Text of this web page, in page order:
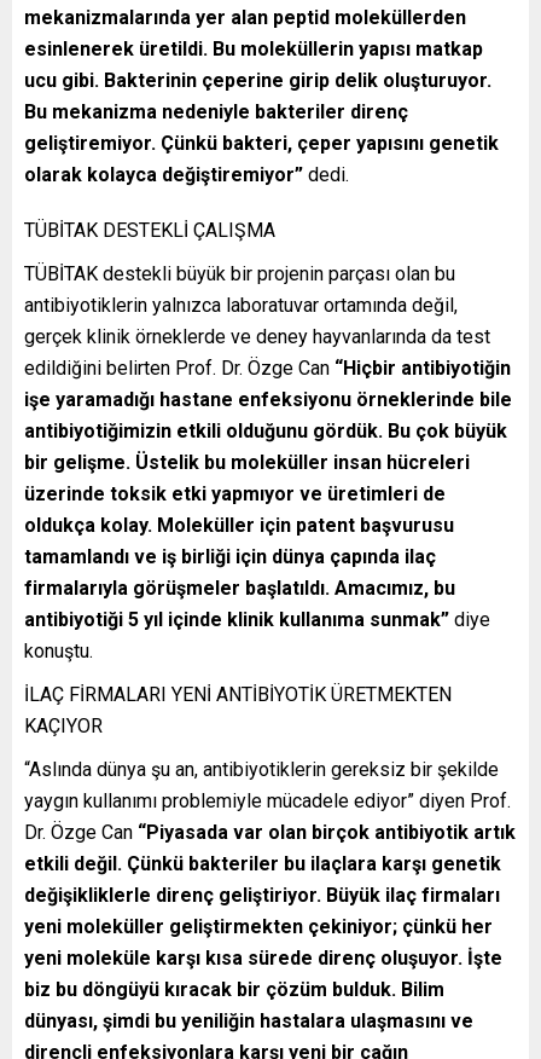
mekanizmalarında yer alan peptid moleküllerden
esinlenerek üretildi. Bu moleküllerin yapısı matkap
ucu gibi. Bakterinin çeperine girip delik oluşturuyor.
Bu mekanizma nedeniyle bakteriler direnç
geliştiremiyor. Çünkü bakteri, çeper yapısını genetik
olarak kolayca değiştiremiyor” dedi.
TÜBİTAK DESTEKLİ ÇALIŞMA
TÜBİTAK destekli büyük bir projenin parçası olan bu
antibiyotiklerin yalnızca laboratuvar ortamında değil,
gerçek klinik örneklerde ve deney hayvanlarında da test
edildiğini belirten Prof. Dr. Özge Can “Hiçbir antibiyotiğin
işe yaramadığı hastane enfeksiyonu örneklerinde bile
antibiyotiğimizin etkili olduğunu gördük. Bu çok büyük
bir gelişme. Üstelik bu moleküller insan hücreleri
üzerinde toksik etki yapmıyor ve üretimleri de
oldukça kolay. Moleküller için patent başvurusu
tamamlandı ve iş birliği için dünya çapında ilaç
firmalarıyla görüşmeler başlatıldı. Amacımız, bu
antibiyotiği 5 yıl içinde klinik kullanıma sunmak” diye
konuştu.
İLAÇ FİRMALARI YENİ ANTİBİYOTİK ÜRETMEKTEN
KAÇIYOR
“Aslında dünya şu an, antibiyotiklerin gereksiz bir şekilde
yaygın kullanımı problemiyle mücadele ediyor” diyen Prof.
Dr. Özge Can “Piyasada var olan birçok antibiyotik artık
etkili değil. Çünkü bakteriler bu ilaçlara karşı genetik
değişikliklerle direnç geliştiriyor. Büyük ilaç firmaları
yeni moleküller geliştirmekten çekiniyor; çünkü her
yeni moleküle karşı kısa sürede direnç oluşuyor. İşte
biz bu döngüyü kıracak bir çözüm bulduk. Bilim
dünyası, şimdi bu yeniliğin hastalara ulaşmasını ve
dirençli enfeksiyonlara karşı yeni bir çağın